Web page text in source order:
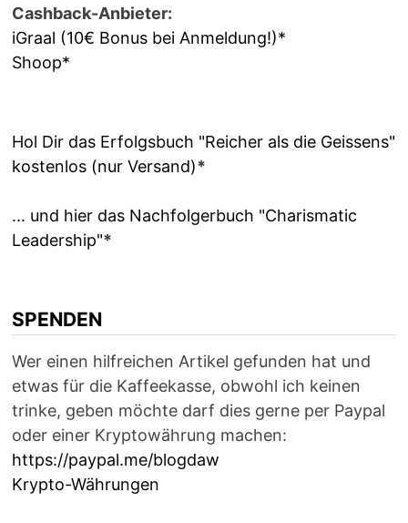
Cashback-Anbieter:
iGraal (10€ Bonus bei Anmeldung!)*
Shoop*
Hol Dir das Erfolgsbuch "Reicher als die Geissens"
kostenlos (nur Versand)*
... und hier das Nachfolgerbuch "Charismatic
Leadership"*
SPENDEN
Wer einen hilfreichen Artikel gefunden hat und
etwas für die Kaffeekasse, obwohl ich keinen
trinke, geben möchte darf dies gerne per Paypal
oder einer Kryptowährung machen:
https://paypal.me/blogdaw
Krypto-Währungen